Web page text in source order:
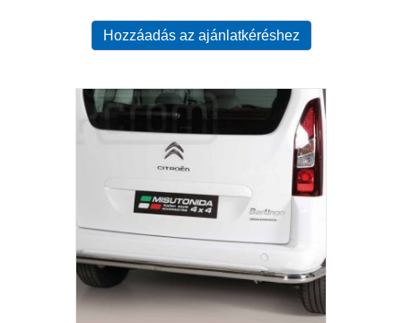
Hozzáadás az ajánlatkéréshez